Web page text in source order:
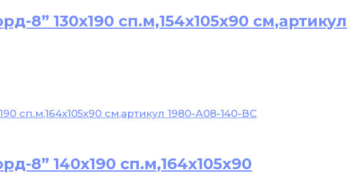
8” 130х190 сп.м,154х105х90 см,артикул
8” 140х190 сп.м,164х105х90